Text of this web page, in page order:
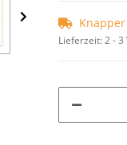
Lieferzeit:2 - 3